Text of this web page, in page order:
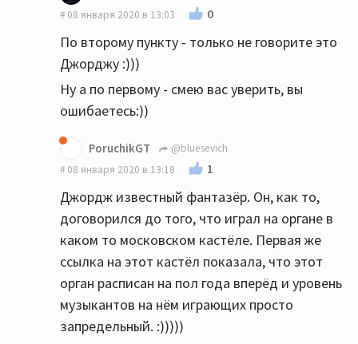
08 января 2020 в 13:03
0
По второму пункту - только не говорите это
Джорджу :)))
Ну а по первому - смею вас уверить, вы
ошибаетесь:))
PoruchikGT
@bluesevich
08 января 2020 в 13:18
1
Джордж известный фантазёр. Он, как то,
договорился до того, что играл на органе в
каком то московском кастёле. Первая же
ссылка на этот кастёл показала, что этот
орган расписан на пол года вперёд и уровень
музыкантов на нём играющих просто
запредельный. :)))))